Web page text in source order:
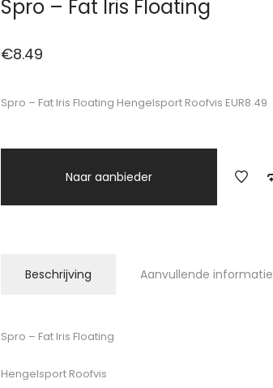
Spro – Fat Iris Floating
€8.49
Spro – Fat Iris Floating Hengelsport Roofvis EUR8.49
Naar aanbieder
Beschrijving Aanvullende informatie
Spro – Fat Iris Floating
Hengelsport Roofvis